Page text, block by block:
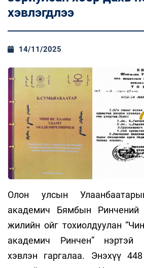
хэвлэгдлээ
14/11/2025
Олон улсын
академич Бямбын Ринчений
жилийн ойг тохиолдуулан
академич Ринчен” нэртэй
хэвлэн гаргалаа. Энэхүү